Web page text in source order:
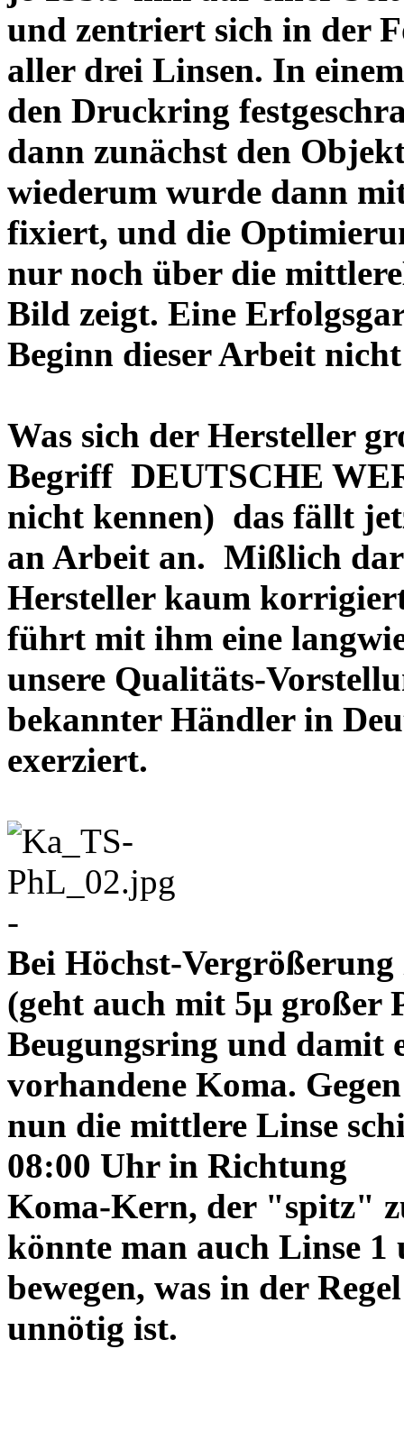
und zentriert sich in der
aller drei Linsen. In
den Druckring
dann zunächst den
wiederum wurde dann
fixiert, und die
nur noch über die
Bild zeigt. Eine
Beginn dieser Arbeit
Was sich der Hersteller
Begriff DEUTSCHE
nicht kennen) das fällt
an Arbeit an. Mißlich
Hersteller kaum
führt mit ihm eine
unsere Qualitäts-
bekannter Händler in
exerziert.
-
Bei Höchst-
(geht auch mit 5µ großer
Beugungsring und damit
vorhandene Koma.
nun die mittlere Linse
08:00 Uhr in Richtung
Koma-Kern, der "spitz"
könnte man auch Linse
bewegen, was in der Regel
unnötig ist.